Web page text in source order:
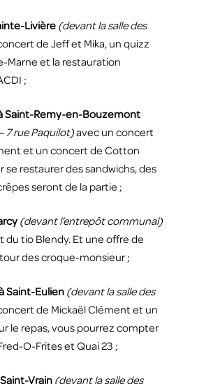
Livière (devant la salle des
de Jeff et Mika, un quizz
Marne et la restauration
;
Saint-Remy-en-Bouzemont
7 rue Paquilot)avec un concert
et un concert de Cotton
se restaurer des sandwichs, des
seront de la partie ;
(devant l’entrepôt communal)
du tio Blendy. Et une offre de
des croque-monsieur ;
Saint-Eulien (devant la salle des
de Mickaël Clément et un
le repas, vous pourrez compter
O-Frites et Quai 23 ;
Vrain (devant la salle des